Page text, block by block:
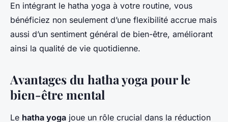
En intégrant le hatha yoga à votre routine, vous
bénéficiez non seulement d’une flexibilité accrue mais
aussi d’un sentiment général de bien-être, améliorant
ainsi la qualité de vie quotidienne.
Avantages du hatha yoga pour le
bien-être mental
Le hatha yoga joue un rôle crucial dans la réduction